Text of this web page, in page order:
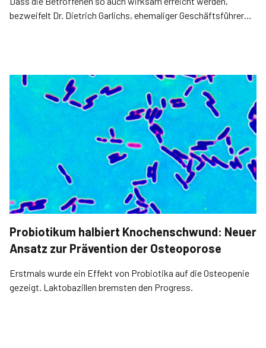
bezweifelt Dr. Dietrich Garlichs, ehemaliger Geschäftsführer
Probiotikum halbiert Knochenschwund: Neuer
Ansatz zur Prävention der Osteoporose
Erstmals wurde ein Effekt von Probiotika auf die Osteopenie
gezeigt. Laktobazillen bremsten den Progress.